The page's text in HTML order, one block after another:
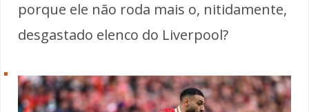
porque ele não roda mais o, nitidamente,
desgastado elenco do Liverpool?